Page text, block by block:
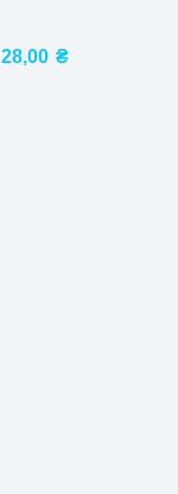
28,00 ₴